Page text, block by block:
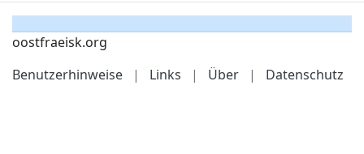
oostfraeisk.org
Benutzerhinweise
| Links | Über | Datenschutz